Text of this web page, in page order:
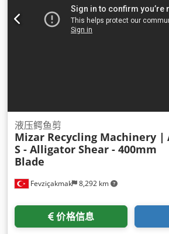
Fevziçakmak 8,292 km
液压鳄鱼剪
Mizar Recycling Machinery |
S - Alligator Shear - 400mm
Blade
价格信息